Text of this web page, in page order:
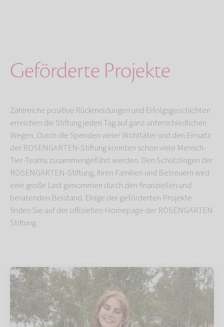
Geförderte Projekte
Zahlreiche positive Rückmeldungen und Erfolgsgeschichten
erreichen die Stiftung jeden Tag auf ganz unterschiedlichen
Wegen. Durch die Spenden vieler Wohltäter und den Einsatz
der ROSENGARTEN-Stiftung konnten schon viele Mensch-
Tier-Teams zusammengeführt werden. Den Schützlingen der
ROSENGARTEN-Stiftung, ihren Familien und Betreuern wird
eine große Last genommen durch den finanziellen und
beratenden Beistand. Einige der geförderten Projekte
finden Sie auf der offiziellen Homepage der ROSENGARTEN
Stiftung.